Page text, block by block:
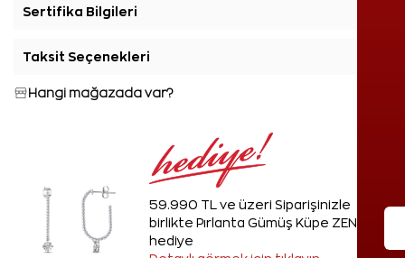
Sertifika Bilgileri
Taksit Seçenekleri
Hangi mağazada var?
59.990 TL ve üzeri Siparişinizle
birlikte Pırlanta Gümüş Küpe ZEN'den
hediye